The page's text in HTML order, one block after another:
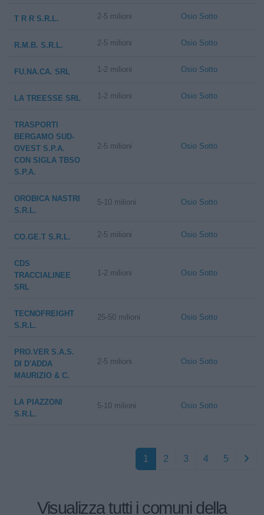
T R R S.R.L. 2-5 milioni Osio Sotto
R.M.B. S.R.L. 2-5 milioni Osio Sotto
FU.NA.CA. SRL 1-2 milioni Osio Sotto
LA TREESSE SRL 1-2 milioni Osio Sotto
TRASPORTI
BERGAMO SUD-
OVEST S.P.A.
CON SIGLA TBSO
S.P.A.
2-5 milioni Osio Sotto
OROBICA NASTRI
S.R.L.
5-10 milioni Osio Sotto
CO.GE.T S.R.L. 2-5 milioni Osio Sotto
CDS
TRACCIALINEE
SRL
1-2 milioni Osio Sotto
TECNOFREIGHT
S.R.L.
25-50 milioni Osio Sotto
PRO.VER S.A.S.
DI D'ADDA
MAURIZIO & C.
2-5 milioni Osio Sotto
LA PIAZZONI
S.R.L.
5-10 milioni Osio Sotto
1 2 3 4 5
Visualizza tutti i comuni della